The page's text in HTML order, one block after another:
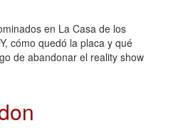
en La Casa de los
cómo quedó la placa y qué
de abandonar el reality show